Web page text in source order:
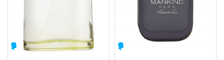
МУЖСКИЕ